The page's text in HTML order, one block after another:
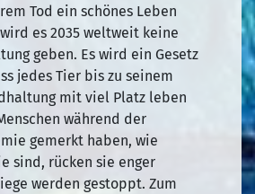
Tod ein schönes Leben
es 2035 weltweit keine
geben. Es wird ein Gesetz
jedes Tier bis zu seinem
mit viel Platz leben
während der
gemerkt haben, wie
sind, rücken sie enger
werden gestoppt. Zum